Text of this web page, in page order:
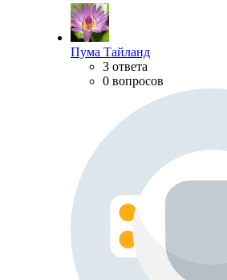
Пума Тайланд
3 ответа
0 вопросов